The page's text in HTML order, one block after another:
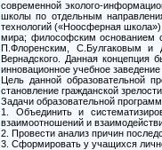
современной эколого-
школы по отдельным
технологий («Ноосферная
мира; философским основанием
П.Флоренским, С.Булгаковым и
Вернадского. Данная
инновационное учебное
Цель данной образовательной
становление гражданской
Задачи образовательной
1. Объединить и
взаимоотношений и
2. Провести анализ причин
3. Сформировать у учащихся